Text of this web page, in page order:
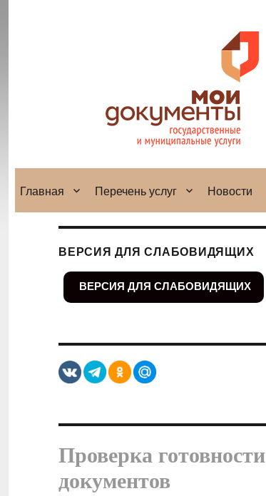
Главная Перечень услуг Новости
ВЕРСИЯ ДЛЯ СЛАБОВИДЯЩИХ
ВЕРСИЯ ДЛЯ СЛАБОВИДЯЩИХ
Проверка готовности
документов